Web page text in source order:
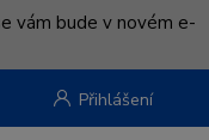
vám bude v novém e-
Přihlášení